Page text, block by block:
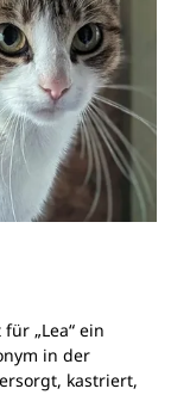
„Lea“ ein
in der
kastriert,